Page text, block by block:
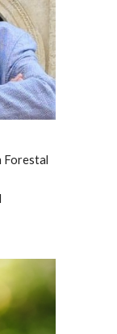
Forestal